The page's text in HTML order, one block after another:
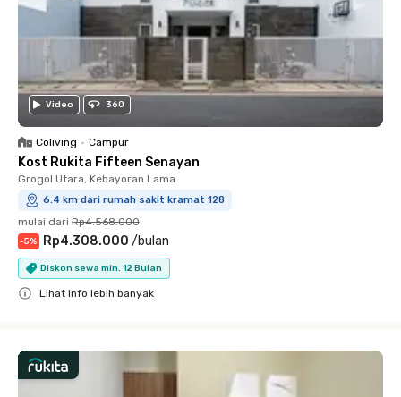
Video 360
Coliving • Campur
Kost Rukita Fifteen Senayan
Grogol Utara, Kebayoran Lama
6.4 km dari rumah sakit kramat 128
mulai dari Rp4.568.000
-5% Rp4.308.000 /bulan
Diskon sewa min. 12 Bulan
Lihat info lebih banyak